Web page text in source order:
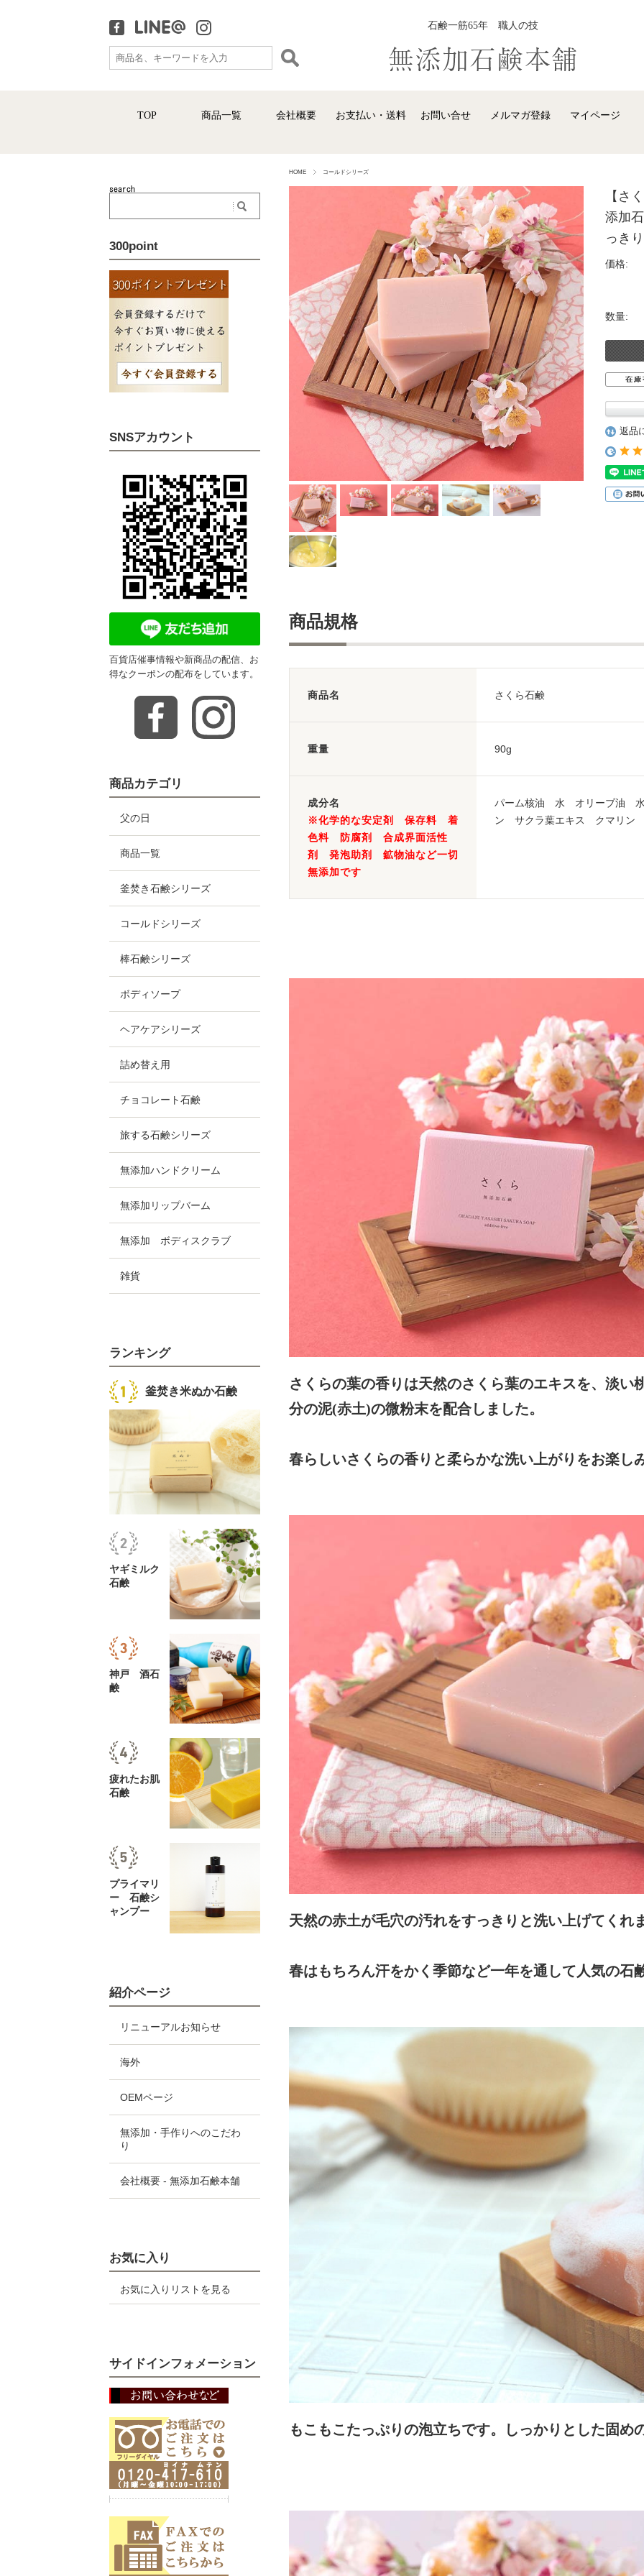
石鹸一筋65年 職人の技
TOP 商品一覧
釜焚きシリーズ コールドシリーズ 旅する石鹸シリーズ 棒石鹸シ
チョコレート石鹸 無添加ボディスクラブ 無添加ハン
会社概要 お支払い・送料 お問い合せ メルマガ登録 マイページ
HOME コールドシリーズ
【さ
添加
っき
価格:
数量:
返品
商品規格
商品名 さくら石鹸
重量 90g
成分名
※化学的な安定剤 保存料 着
色料 防腐剤 合成界面活性
剤 発泡助剤 鉱物油など一切
無添加です
パーム核油 水 オリーブ油
ン サクラ葉エキス クマリン
さくらの葉の香りは天然のさくら葉のエキスを、淡い
分の泥(赤土)の微粉末を配合しました。
春らしいさくらの香りと柔らかな洗い上がりをお楽し
天然の赤土が毛穴の汚れをすっきりと洗い上げてくれ
春はもちろん汗をかく季節など一年を通して人気の石
もこもこたっぷりの泡立ちです。しっかりとした固め
300point
SNSアカウント
百貨店催事情報や新商品の配信、お
得なクーポンの配布をしています。
商品カテゴリ
父の日
商品一覧
釜焚き石鹸シリーズ
コールドシリーズ
棒石鹸シリーズ
ボディソープ
ヘアケアシリーズ
詰め替え用
チョコレート石鹸
旅する石鹸シリーズ
無添加ハンドクリーム
無添加リップバーム
無添加 ボディスクラブ
雑貨
ランキング
釜焚き米ぬか石鹸
ヤギミルク
石鹸
神戸 酒石
鹸
疲れたお肌
石鹸
プライマリ
ー 石鹸シ
ャンプー
紹介ページ
リニューアルお知らせ
海外
OEMページ
無添加・手作りへのこだわ
り
会社概要 - 無添加石鹸本舗
お気に入り
お気に入りリストを見る
サイドインフォメーション